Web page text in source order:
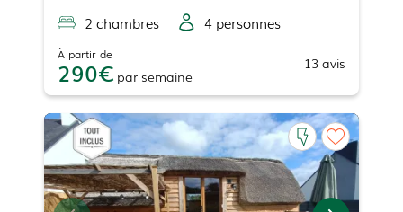
2 chambres 4 personnes
À partir de
290 par semaine
13 avis